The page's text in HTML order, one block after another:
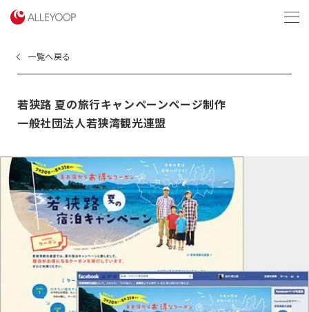
一覧へ戻る
若狭路 夏の旅行キャンペーンページ制作
一般社団法人若狭湾観光連盟